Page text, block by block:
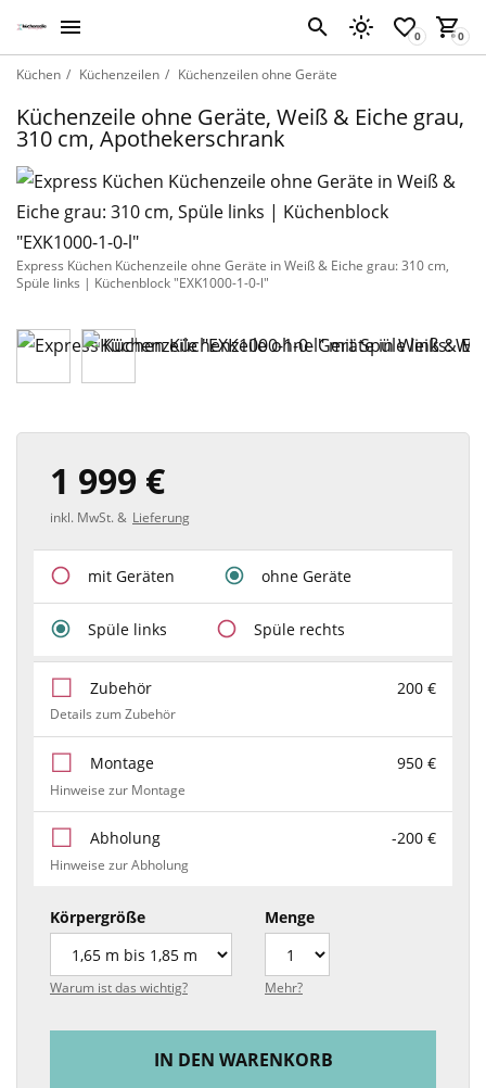
Küchen Küchenzeilen Küchenzeilen ohne Geräte
Küchenzeile ohne Geräte, Weiß & Eiche grau,
310 cm, Apothekerschrank
Express Küchen Küchenzeile ohne Geräte in Weiß & Eiche grau: 310 cm,
Spüle links | Küchenblock "EXK1000-1-0-l"
1 999 €
inkl. MwSt. & Lieferung
mit Geräten ohne Geräte
Spüle links Spüle rechts
Zubehör 200 €
Details zum Zubehör
Montage 950 €
Hinweise zur Montage
Abholung -200 €
Hinweise zur Abholung
Körpergröße
Warum ist das wichtig?
Menge
Mehr?
IN DEN WARENKORB